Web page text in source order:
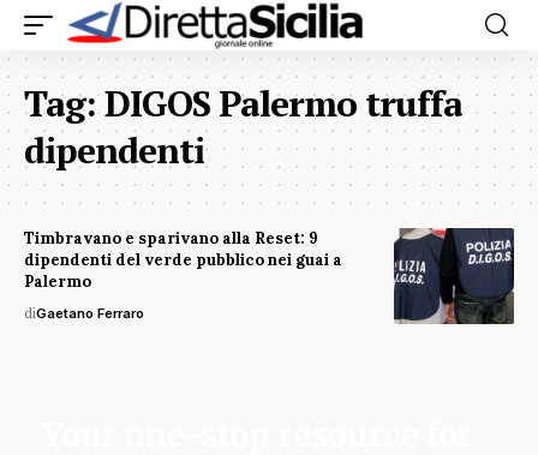
Tag:DIGOS Palermo truffa
dipendenti
Timbravano e sparivano alla Reset: 9
dipendenti del verde pubblico nei guai a
Palermo
diGaetano Ferraro